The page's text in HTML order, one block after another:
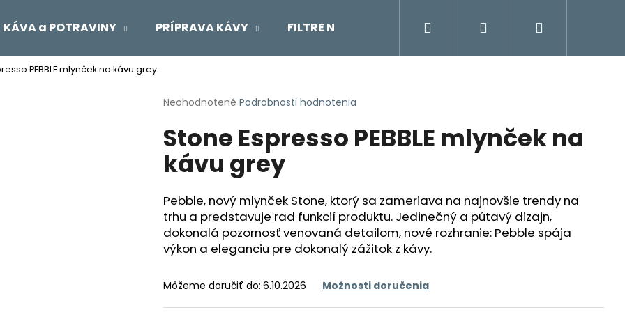
KÁVA a POTRAVINY PRÍPRAVA KÁVY FILTRE NA VODU ÚDRŽBA KÁVOVARU
Hľadať Prihlásenie
PEBBLE mlynček na kávu grey
Priemerné
produktu
je
0,0
hviezdičiek.
Neohodnotené Podrobnosti hodnotenia
Stone Espresso PEBBLE mlynček na
kávu grey
Pebble, nový mlynček Stone, ktorý sa zameriava na najnovšie trendy na
trhu a predstavuje rad funkcií produktu. Jedinečný a pútavý dizajn,
dokonalá pozornosť venovaná detailom, nové rozhranie: Pebble spája
výkon a eleganciu pre dokonalý zážitok z kávy.
Môžeme doručiť do: 6.10.2026 Možnosti doručenia
Čo potrebujete nájsť?
HĽADAŤ